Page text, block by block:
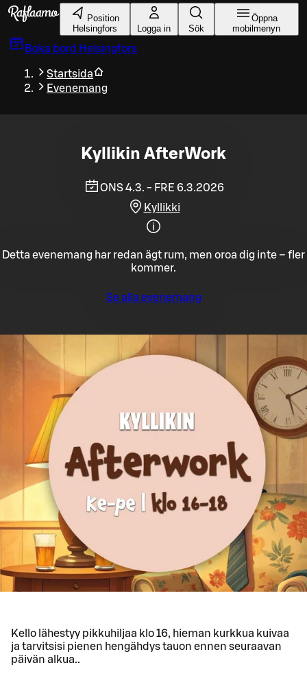
Gå till huvudinnehållet
Position
Helsingfors
Logga in Sök
Öppna
mobilmenyn
Boka bord Helsingfors
Startsida
Evenemang
Kyllikin AfterWork
ONS 4.3. - FRE 6.3.2026
Kyllikki
Detta evenemang har redan ägt rum, men oroa dig inte – fler
kommer.
Se alla evenemang
Kello lähestyy pikkuhiljaa klo 16, hieman kurkkua kuivaa
ja tarvitsisi pienen hengähdys tauon ennen seuraavan
päivän alkua..